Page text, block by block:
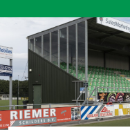
Home
Nieuws